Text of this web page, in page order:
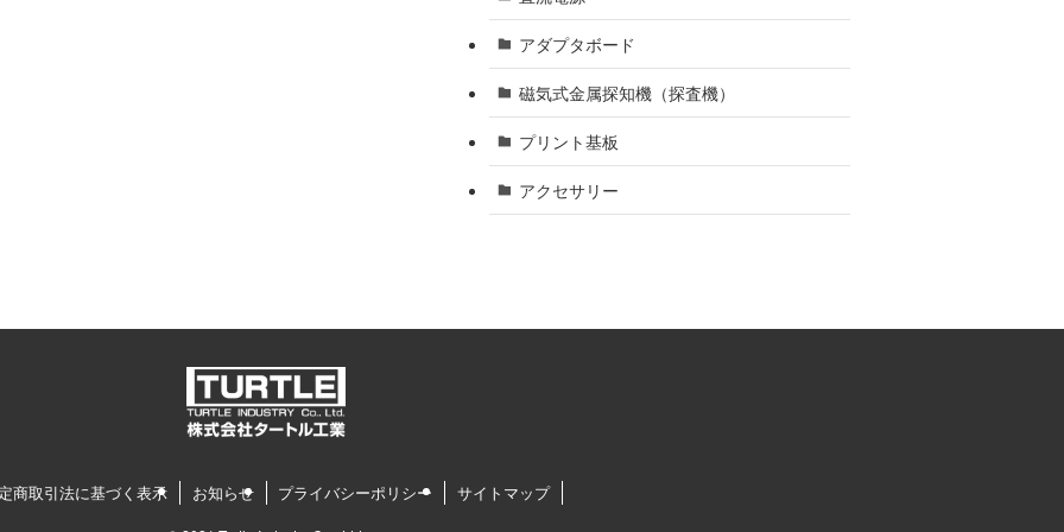
アダプタボード
磁気式金属探知機（探査機）
プリント基板
アクセサリー
商取引法に基づく表示 お知らせ プライバシーポリシー サイトマップ